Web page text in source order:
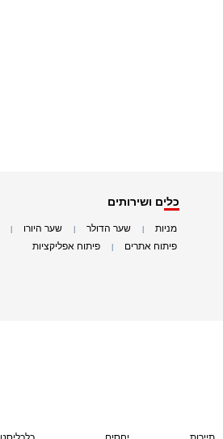
כלים ושירותים
מניות שער הדולר שער היורו
פיתוח אתרים פיתוח אפליקציות